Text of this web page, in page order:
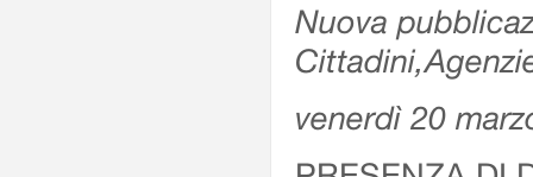
Nuova
venerdì 20